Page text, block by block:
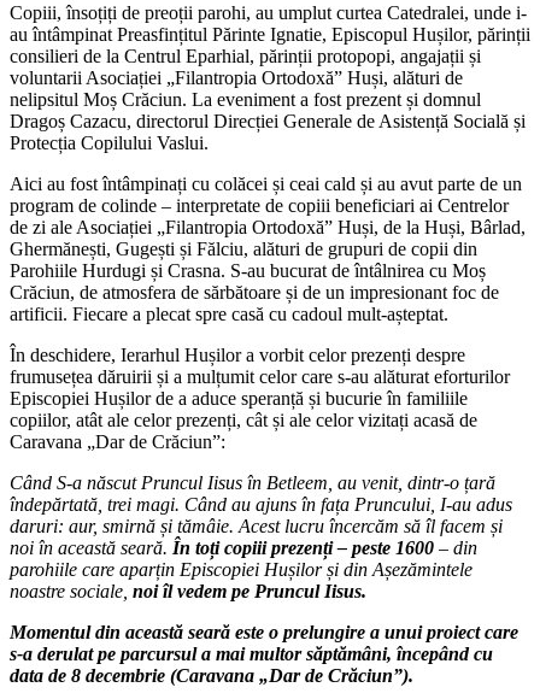
Copiii, însoțiți de preoții parohi, au umplut curtea Catedralei, unde i-
au întâmpinat Preasfințitul Părinte Ignatie, Episcopul Hușilor, părinții
consilieri de la Centrul Eparhial, părinții protopopi, angajații și
voluntarii Asociației „Filantropia Ortodoxă” Huși, alături de
nelipsitul Moș Crăciun. La eveniment a fost prezent și domnul
Dragoș Cazacu, directorul Direcției Generale de Asistență Socială și
Protecția Copilului Vaslui.
Aici au fost întâmpinați cu colăcei și ceai cald și au avut parte de un
program de colinde – interpretate de copiii beneficiari ai Centrelor
de zi ale Asociației „Filantropia Ortodoxă” Huși, de la Huși, Bârlad,
Ghermănești, Gugești și Fălciu, alături de grupuri de copii din
Parohiile Hurdugi și Crasna. S-au bucurat de întâlnirea cu Moș
Crăciun, de atmosfera de sărbătoare și de un impresionant foc de
artificii. Fiecare a plecat spre casă cu cadoul mult-așteptat.
În deschidere, Ierarhul Hușilor a vorbit celor prezenți despre
frumusețea dăruirii și a mulțumit celor care s-au alăturat eforturilor
Episcopiei Hușilor de a aduce speranță și bucurie în familiile
copiilor, atât ale celor prezenți, cât și ale celor vizitați acasă de
Caravana „Dar de Crăciun”:
Când S-a născut Pruncul Iisus în Betleem, au venit, dintr-o țară
îndepărtată, trei magi. Când au ajuns în fața Pruncului, I-au adus
daruri: aur, smirnă și tămâie. Acest lucru încercăm să îl facem și
noi în această seară. În toți copiii prezenți – peste 1600 – din
parohiile care aparțin Episcopiei Hușilor și din Așezămintele
noastre sociale, noi îl vedem pe Pruncul Iisus.
Momentul din această seară este o prelungire a unui proiect care
s-a derulat pe parcursul a mai multor săptămâni, începând cu
data de 8 decembrie (Caravana „Dar de Crăciun”).